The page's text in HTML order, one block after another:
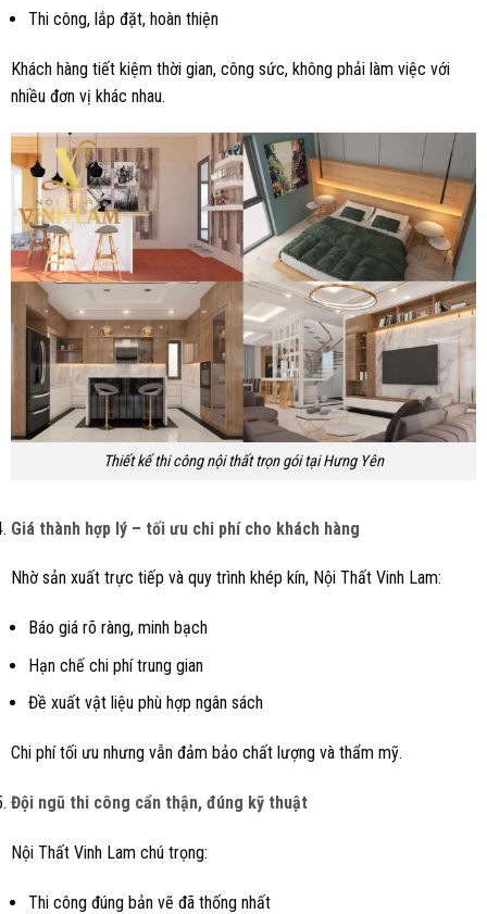
Thi công, lắp đặt, hoàn thiện
Khách hàng tiết kiệm thời gian, công sức, không phải làm việc với
nhiều đơn vị khác nhau.
Thiết kế thi công nội thất trọn gói tại Hưng Yên
Giá thành hợp lý – tối ưu chi phí cho khách hàng
Nhờ sản xuất trực tiếp và quy trình khép kín, Nội Thất Vinh Lam:
Báo giá rõ ràng, minh bạch
Hạn chế chi phí trung gian
Đề xuất vật liệu phù hợp ngân sách
Chi phí tối ưu nhưng vẫn đảm bảo chất lượng và thẩm mỹ.
Đội ngũ thi công cẩn thận, đúng kỹ thuật
Nội Thất Vinh Lam chú trọng:
Thi công đúng bản vẽ đã thống nhất